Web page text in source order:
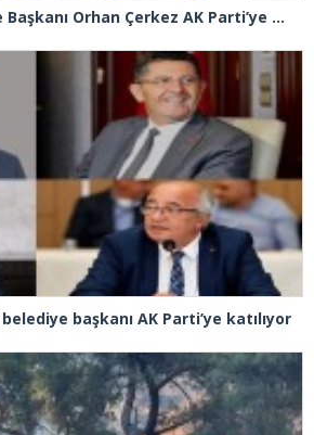
Çekmeköy Belediye Başkanı Orhan Çerkez AK Parti’ye katıldı
belediye başkanı AK Parti’ye katılıyor